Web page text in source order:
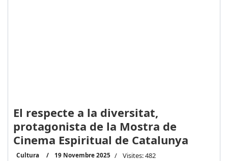
El respecte a la diversitat,
protagonista de la Mostra de
Cinema Espiritual de Catalunya
Cultura 19 Novembre 2025 Visites: 482